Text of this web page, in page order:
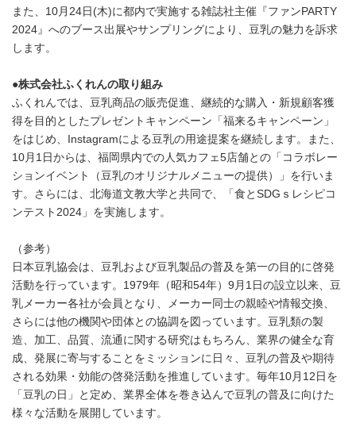
また、10月24日(木)に都内で実施する雑誌社主催『ファンPARTY
2024』へのブース出展やサンプリングにより、豆乳の魅力を訴求
します。
●株式会社ふくれんの取り組み
ふくれんでは、豆乳商品の販売促進、継続的な購入・新規顧客獲
得を目的としたプレゼントキャンペーン「福来るキャンペーン」
をはじめ、Instagramによる豆乳の用途提案を継続します。また、
10月1日からは、福岡県内での人気カフェ5店舗との「コラボレー
ションイベント（豆乳のオリジナルメニューの提供）」を行いま
す。さらには、北海道文教大学と共同で、「食とSDGｓレシピコ
ンテスト2024」を実施します。
（参考）
日本豆乳協会は、豆乳および豆乳製品の普及を第一の目的に啓発
活動を行っています。1979年（昭和54年）9月1日の設立以来、豆
乳メーカー各社が会員となり、メーカー同士の親睦や情報交換、
さらには他の機関や団体との協調を図っています。豆乳類の製
造、加工、品質、流通に関する研究はもちろん、業界の健全な育
成、発展に寄与することをミッションに日々、豆乳の普及や期待
される効果・効能の啓発活動を推進しています。毎年10月12日を
「豆乳の日」と定め、業界全体を巻き込んで豆乳の普及に向けた
様々な活動を展開しています。